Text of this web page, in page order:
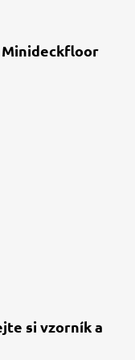
si vzorník a